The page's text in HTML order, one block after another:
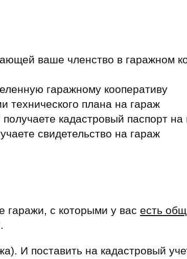
ваше членство в гаражном
гаражному кооперативу
технического плана на гараж
кадастровый паспорт на
свидетельство на гараж
гаражи, с которыми у вас есть
И поставить на кадастровый